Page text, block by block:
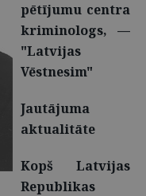
pētījumu centra
kriminologs, —
"Latvijas
Vēstnesim"
Jautājuma
aktualitāte
Kopš Latvijas
Republikas